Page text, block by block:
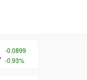
-0.0899
-0.93%